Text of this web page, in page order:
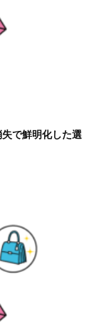
で鮮明化した選